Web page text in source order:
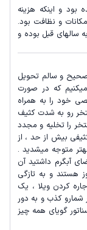
بود و اینکه هزینه
و نظافت بود.
قبل بوده و
صحیح و سالم تحویل
که در صورت
خود را به همراه
رو به شدت کثیف
را تخلیه و مجدد
بیش از حد ، از
متوجه میشدید .
ماه تقاضای آبگرم داشتید آن
و به تازگی
کردن ویلا ، یک
کذب و به دور
گویای همه چیز